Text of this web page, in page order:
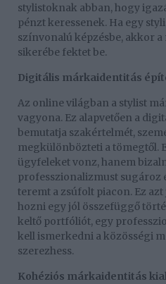
stylistoknak abban, hogy
pénzt keressenek. Ha egy
színvonalú képzésbe, akkor a
sikerébe fektet be.
Digitális márkaidentitás
Az online világban a stylist
vagyona. Ez alapvetően a
bemutatja szakértelmét,
megkülönbözteti a tömegtől.
ügyfeleket vonz, hanem
professzionalizmust sugároz
teremt a zsúfolt piacon. Ez
hozni egy jól összefüggő
keltő portfóliót, egy
kell ismerkedni a közösségi
szerezhess.
Kohéziós márkaidentitás